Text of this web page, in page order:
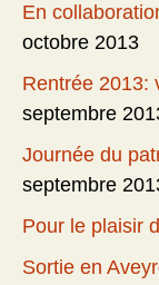
En
octobre 2013
Rentrée 2013:
septembre
Journée du
septembre
Pour le plaisir
Sortie en